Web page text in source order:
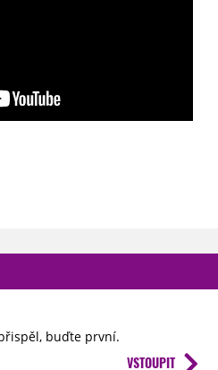
buďte první.
VSTOUPIT